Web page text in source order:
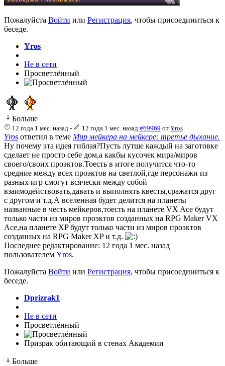
Пожалуйста Войти или Регистрация, чтобы присоединиться к
беседе.
Yros
Не в сети
Просветлённый
Больше
12 года 1 мес. назад - 12 года 1 мес. назад #69969 от Yros
Yros ответил в теме Мир мейкера на мейкере: третье дыхание.
Ну почему эта идея гиблая?Пусть лутше каждый на заготовке
сделает не просто себе дом,а какбы кусочек мира/миров
своего/своих проэктов.Тоесть в итоге получится что-то
средние между всех проэктов на светлой,где персонажи из
разных игр смогут всячески между собой
взаимодействовать,давать и выполнять квесты,сражатся друг
с другом и т.д.А вселенная будет делится на планеты
названные в честь мейкеров,тоесть на планете VX Ace будут
только части из миров проэктов созданных на RPG Maker VX
Ace,на планете XP будут только части из миров проэктов
созданных на RPG Maker XP и т.д.
Последнее редактирование: 12 года 1 мес. назад
пользователем Yros.
Пожалуйста Войти или Регистрация, чтобы присоединиться к
беседе.
Dprizrak1
Не в сети
Просветлённый
Призрак обитающий в стенах Академии
Больше